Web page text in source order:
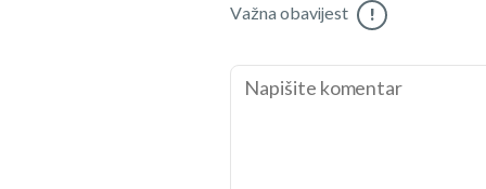
Važna obavijest !